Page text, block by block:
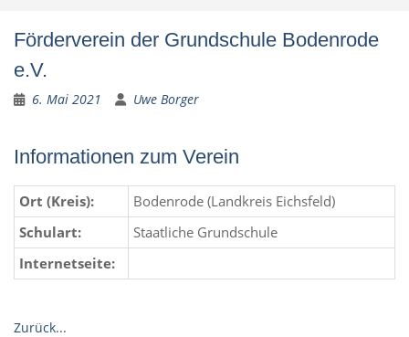
Förderverein der Grundschule Bodenrode
e.V.
6. Mai 2021 Uwe Borger
Informationen zum Verein
Ort (Kreis):
Bodenrode (Landkreis Eichsfeld)
Schulart:
Staatliche Grundschule
Internetseite:
Zurück...